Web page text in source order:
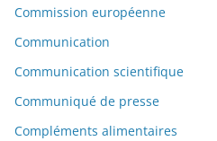
Commission européenne
Communication
Communication scientifique
Communiqué de presse
Compléments alimentaires